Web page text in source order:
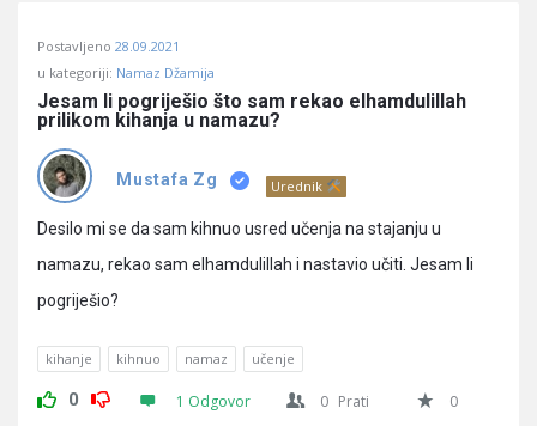
Učene
Latest
Pitanja
Postavljeno 28.09.2021
u kategoriji: Namaz Džamija
Jesam li pogriješio što sam rekao elhamdulillah
prilikom kihanja u namazu?
Mustafa Zg Urednik
Desilo mi se da sam kihnuo usred učenja na stajanju u
namazu, rekao sam elhamdulillah i nastavio učiti. Jesam li
pogriješio?
kihanje kihnuo namaz učenje
0 1 Odgovor 0 Prati
0